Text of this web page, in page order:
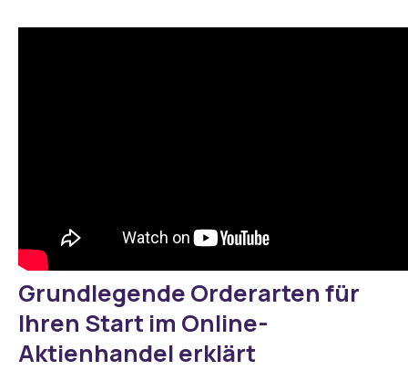
Grundlegende Orderarten für
Ihren Start im Online-
Aktienhandel erklärt